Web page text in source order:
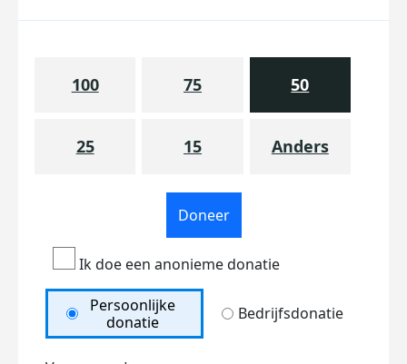
100 75 50
25 15 Anders
Doneer
Ik doe een anonieme donatie
Persoonlijke
donatie
Bedrijfsdonatie